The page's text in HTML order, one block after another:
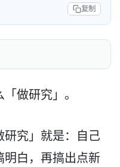
复制
做研究」。
研究」就是：自己
白，再搞出点新